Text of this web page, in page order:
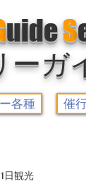
uideS
ーガ
各種 催
日観光